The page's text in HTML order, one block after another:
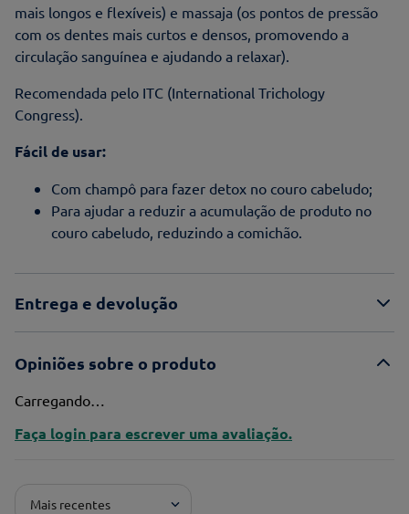
mais longos e flexíveis) e massaja (os pontos de pressão
com os dentes mais curtos e densos, promovendo a
circulação sanguínea e ajudando a relaxar).
Recomendada pelo ITC (International Trichology
Congress).
Fácil de usar:
Com champô para fazer detox no couro cabeludo;
Para ajudar a reduzir a acumulação de produto no
couro cabeludo, reduzindo a comichão.
Entrega e devolução
Opiniões sobre o produto
Carregando…
Faça login para escrever uma avaliação.
Mais recentes